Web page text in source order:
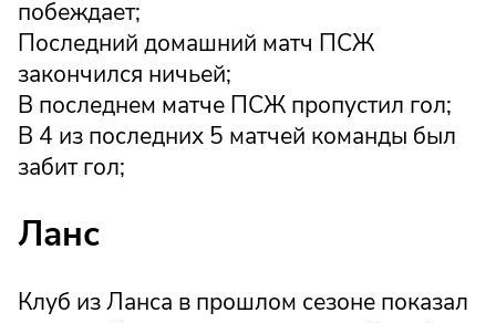
побеждает;
Последний домашний матч ПСЖ
закончился ничьей;
В последнем матче ПСЖ пропустил гол;
В 4 из последних 5 матчей команды был
забит гол;
Ланс
Клуб из Ланса в прошлом сезоне показал